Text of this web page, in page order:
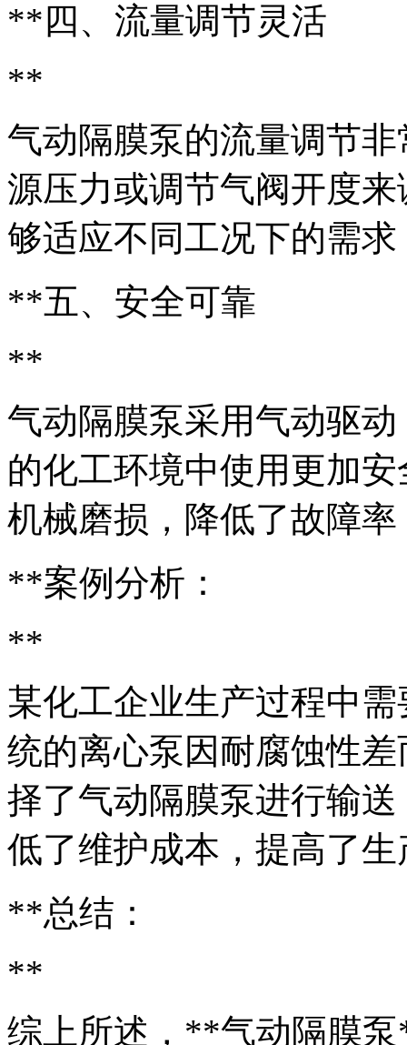
**四、流量调节灵活
**
气动隔膜泵的流量调节
源压力或调节气阀开度
够适应不同工况下的需
**五、安全可靠
**
气动隔膜泵采用气动驱
的化工环境中使用更加
机械磨损，降低了故障
**案例分析：
**
某化工企业生产过程中
统的离心泵因耐腐蚀性
择了气动隔膜泵进行输
低了维护成本，提高了
**总结：
**
综上所述，**气动隔膜